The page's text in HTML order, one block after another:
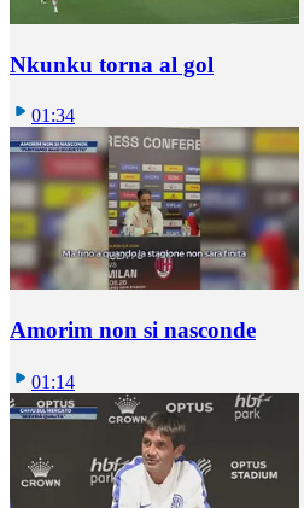
Nkunku torna al gol
01:34
Amorim non si nasconde
01:14